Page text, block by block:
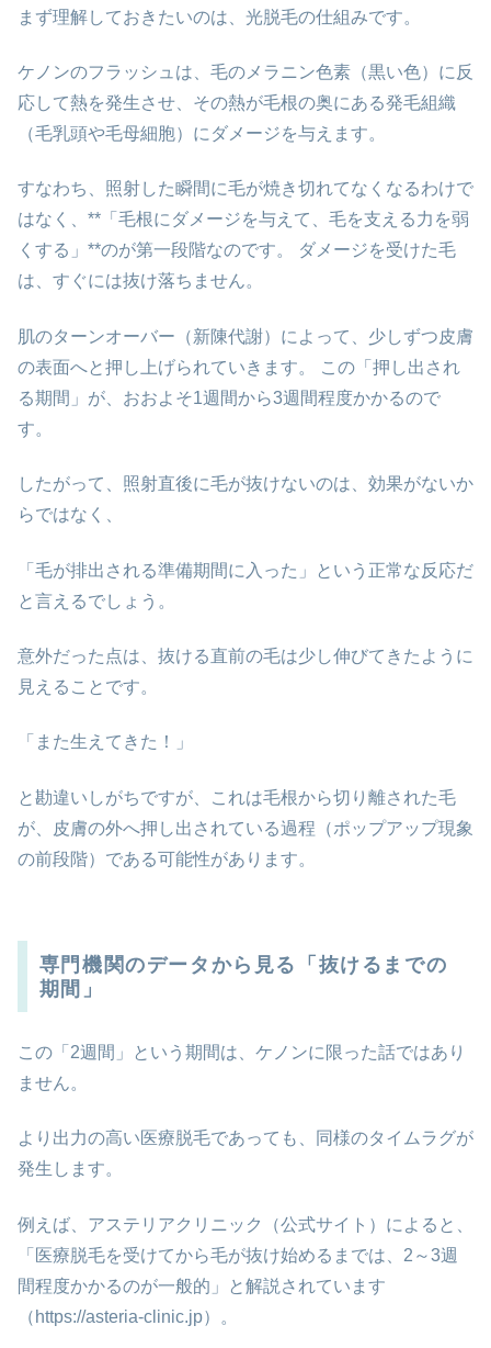
まず理解しておきたいのは、光脱毛の仕組みです。
ケノンのフラッシュは、毛のメラニン色素（黒い色）に反
応して熱を発生させ、その熱が毛根の奥にある発毛組織
（毛乳頭や毛母細胞）にダメージを与えます。
すなわち、照射した瞬間に毛が焼き切れてなくなるわけで
はなく、**「毛根にダメージを与えて、毛を支える力を弱
くする」**のが第一段階なのです。 ダメージを受けた毛
は、すぐには抜け落ちません。
肌のターンオーバー（新陳代謝）によって、少しずつ皮膚
の表面へと押し上げられていきます。 この「押し出され
る期間」が、おおよそ1週間から3週間程度かかるので
す。
したがって、照射直後に毛が抜けないのは、効果がないか
らではなく、
「毛が排出される準備期間に入った」という正常な反応だ
と言えるでしょう。
意外だった点は、抜ける直前の毛は少し伸びてきたように
見えることです。
「また生えてきた！」
と勘違いしがちですが、これは毛根から切り離された毛
が、皮膚の外へ押し出されている過程（ポップアップ現象
の前段階）である可能性があります。
専門機関のデータから見る「抜けるまでの
期間」
この「2週間」という期間は、ケノンに限った話ではあり
ません。
より出力の高い医療脱毛であっても、同様のタイムラグが
発生します。
例えば、アステリアクリニック（公式サイト）によると、
「医療脱毛を受けてから毛が抜け始めるまでは、2～3週
間程度かかるのが一般的」と解説されています
（https://asteria-clinic.jp）。